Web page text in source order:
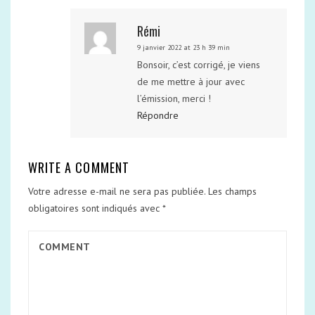
Rémi
9 janvier 2022 at 23 h 39 min
Bonsoir, c’est corrigé, je viens
de me mettre à jour avec
l’émission, merci !
Répondre
WRITE A COMMENT
Votre adresse e-mail ne sera pas publiée. Les champs
obligatoires sont indiqués avec *